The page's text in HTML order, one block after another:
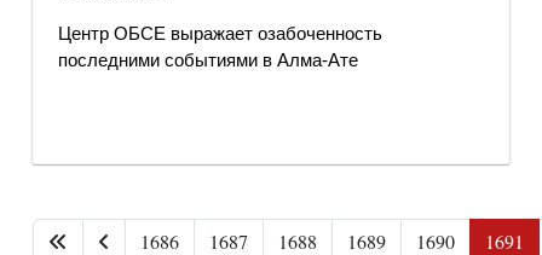
Центр ОБСЕ выражает озабоченность
последними событиями в Алма-Ате
1686 1687 1688 1689 1690 1691